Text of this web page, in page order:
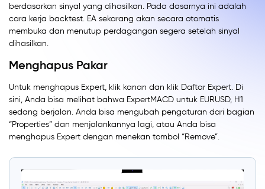
berdasarkan sinyal yang dihasilkan. Pada dasarnya ini adalah
cara kerja backtest. EA sekarang akan secara otomatis
membuka dan menutup perdagangan segera setelah sinyal
dihasilkan.
Menghapus Pakar
Untuk menghapus Expert, klik kanan dan klik Daftar Expert. Di
sini, Anda bisa melihat bahwa ExpertMACD untuk EURUSD, H1
sedang berjalan. Anda bisa mengubah pengaturan dari bagian
“Properties” dan menjalankannya lagi, atau Anda bisa
menghapus Expert dengan menekan tombol “Remove”.